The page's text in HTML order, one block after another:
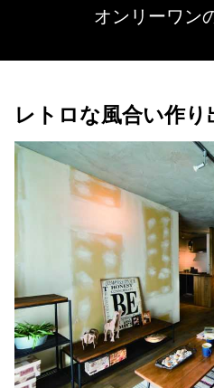
オンリーワン
レトロな風合い作り